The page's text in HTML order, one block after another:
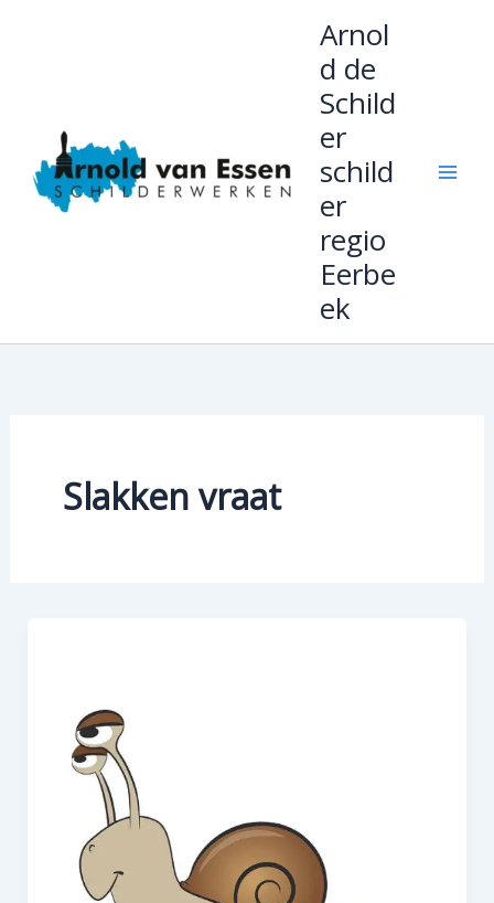
Arnol
d de
Schild
er
schild
er
regio
Eerbe
ek
Slakken vraat